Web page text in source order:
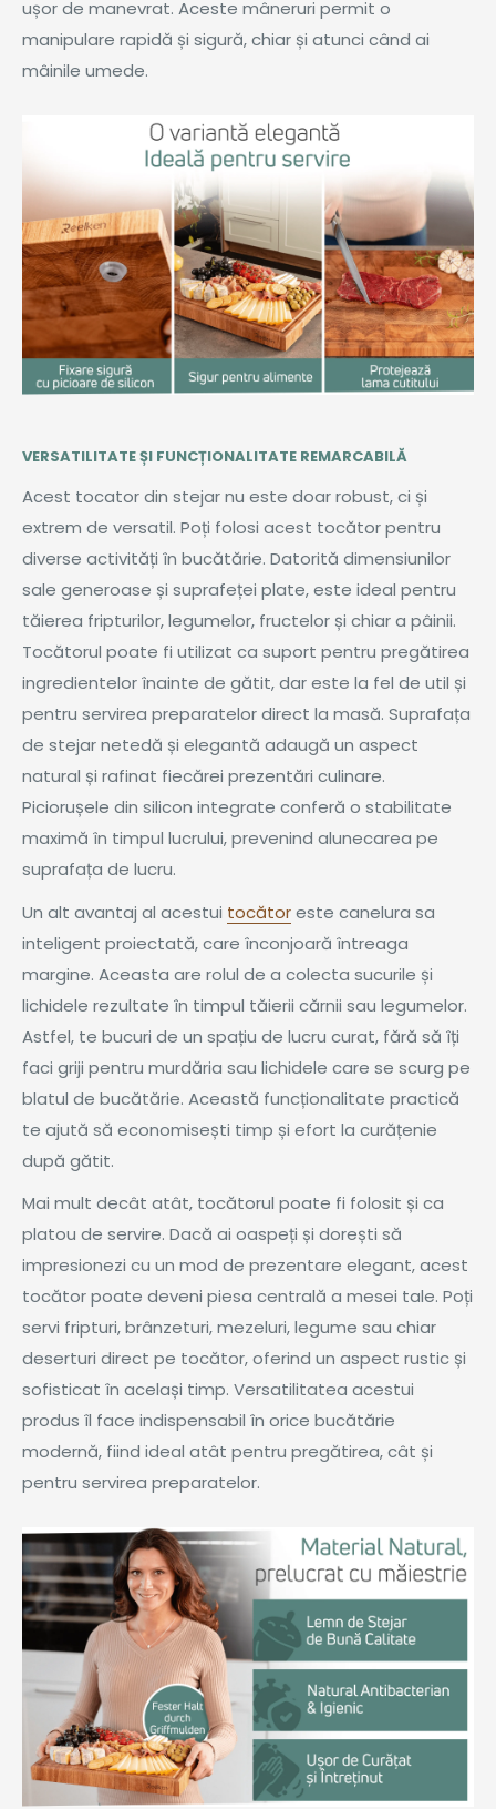
ușor de manevrat. Aceste mâneruri permit o
manipulare rapidă și sigură, chiar și atunci când ai
mâinile umede.
VERSATILITATE ȘI FUNCȚIONALITATE REMARCABILĂ
Acest tocator din stejar nu este doar robust, ci și
extrem de versatil. Poți folosi acest tocător pentru
diverse activități în bucătărie. Datorită dimensiunilor
sale generoase și suprafeței plate, este ideal pentru
tăierea fripturilor, legumelor, fructelor și chiar a pâinii.
Tocătorul poate fi utilizat ca suport pentru pregătirea
ingredientelor înainte de gătit, dar este la fel de util și
pentru servirea preparatelor direct la masă. Suprafața
de stejar netedă și elegantă adaugă un aspect
natural și rafinat fiecărei prezentări culinare.
Piciorușele din silicon integrate conferă o stabilitate
maximă în timpul lucrului, prevenind alunecarea pe
suprafața de lucru.
Un alt avantaj al acestui tocătoreste canelura sa
inteligent proiectată, care înconjoară întreaga
margine. Aceasta are rolul de a colecta sucurile și
lichidele rezultate în timpul tăierii cărnii sau legumelor.
Astfel, te bucuri de un spațiu de lucru curat, fără să îți
faci griji pentru murdăria sau lichidele care se scurg pe
blatul de bucătărie. Această funcționalitate practică
te ajută să economisești timp și efort la curățenie
după gătit.
Mai mult decât atât, tocătorul poate fi folosit și ca
platou de servire. Dacă ai oaspeți și dorești să
impresionezi cu un mod de prezentare elegant, acest
tocător poate deveni piesa centrală a mesei tale. Poți
servi fripturi, brânzeturi, mezeluri, legume sau chiar
deserturi direct pe tocător, oferind un aspect rustic și
sofisticat în același timp. Versatilitatea acestui
produs îl face indispensabil în orice bucătărie
modernă, fiind ideal atât pentru pregătirea, cât și
pentru servirea preparatelor.